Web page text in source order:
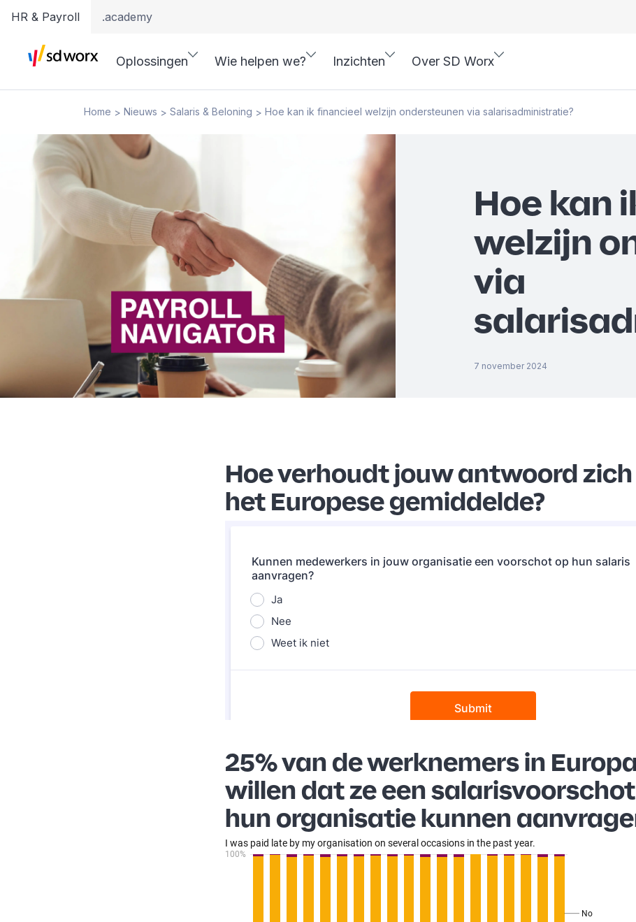
HR & Payroll .academy
Oplossingen Wie helpen we? Inzichten Over SD Worx
Home > Nieuws > Salaris & Beloning > Hoe kan ik financieel welzijn ondersteunen via salarisadministratie?
Hoe kan
welzijn
via
7 november 2024
Hoe verhoudt jouw antwoord
het Europese gemiddelde?
25% van de werknemers in
willen dat ze een
hun organisatie kunnen